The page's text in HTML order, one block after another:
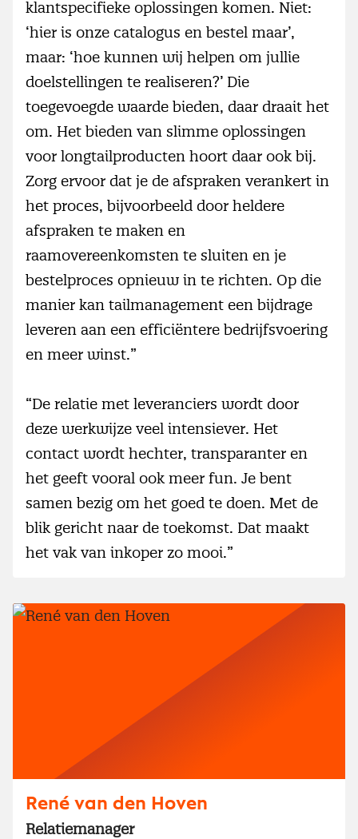
klantspecifieke oplossingen komen. Niet:
‘hier is onze catalogus en bestel maar’,
maar: ‘hoe kunnen wij helpen om jullie
doelstellingen te realiseren?’ Die
toegevoegde waarde bieden, daar draait het
om. Het bieden van slimme oplossingen
voor longtailproducten hoort daar ook bij.
Zorg ervoor dat je de afspraken verankert in
het proces, bijvoorbeeld door heldere
afspraken te maken en
raamovereenkomsten te sluiten en je
bestelproces opnieuw in te richten. Op die
manier kan tailmanagement een bijdrage
leveren aan een efficiëntere bedrijfsvoering
en meer winst.”
“De relatie met leveranciers wordt door
deze werkwijze veel intensiever. Het
contact wordt hechter, transparanter en
het geeft vooral ook meer fun. Je bent
samen bezig om het goed te doen. Met de
blik gericht naar de toekomst. Dat maakt
het vak van inkoper zo mooi.”
René van den Hoven
Relatiemanager